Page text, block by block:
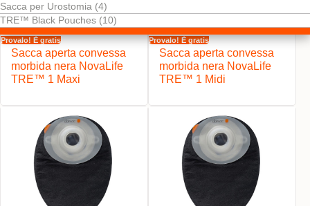
Sacca per Urostomia (4)
TRE™ Black Pouches (10)
Provalo! È gratis
Sacca aperta convessa
morbida nera NovaLife
TRE™ 1 Maxi
Provalo! È gratis
Sacca aperta convessa
morbida nera NovaLife
TRE™ 1 Midi